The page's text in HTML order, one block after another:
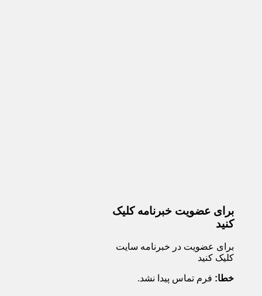
برای عضویت خبرنامه کلیک
کنید
برای عضویت در خبرنامه سایت
کلیک کنید
خطا: فرم تماس پیدا نشد.